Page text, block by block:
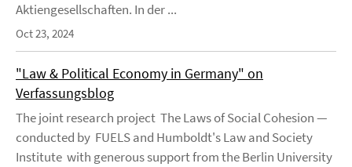
Aktiengesellschaften. In der ...
Oct 23, 2024
"Law & Political Economy in Germany" on
Verfassungsblog
The joint research project The Laws of Social Cohesion —
conducted by FUELS and Humboldt's Law and Society
Institute with generous support from the Berlin University